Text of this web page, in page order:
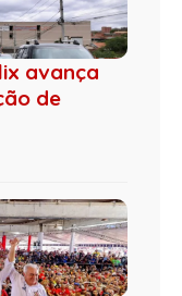
avança
de